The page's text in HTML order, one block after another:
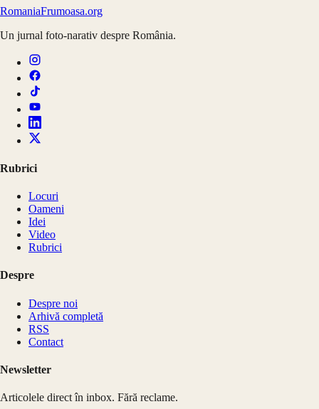
RomaniaFrumoasa.org
Un jurnal foto-narativ despre România.
Rubrici
Locuri
Oameni
Idei
Video
Rubrici
Despre
Despre noi
Arhivă completă
RSS
Contact
Newsletter
Articolele direct în inbox. Fără reclame.